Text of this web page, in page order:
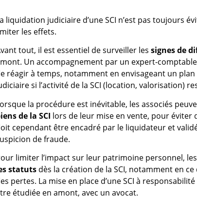
liquidation judiciaire d’une SCI n’est pas toujours
les effets.
tout, il est essentiel de surveiller les signes de
Un accompagnement par un expert-
réagir à temps, notamment en envisageant un
si l’activité de la SCI (location, valorisation)
la procédure est inévitable, les associés
de la SCI lors de leur mise en vente, pour éviter
cependant être encadré par le liquidateur et
de fraude.
limiter l’impact sur leur patrimoine personnel,
statuts dès la création de la SCI, notamment en
pertes. La mise en place d’une SCI à
étudiée en amont, avec un avocat.